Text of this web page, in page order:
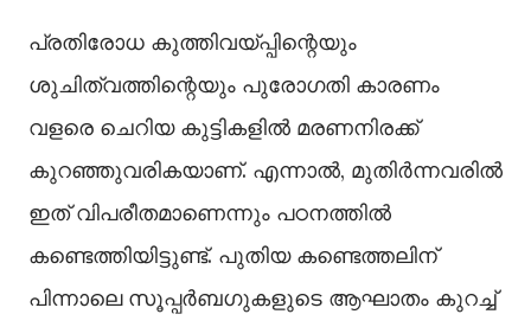
പ്രതിരോധ കുത്തിവയ്പ്പിന്റെയും
ശുചിത്വത്തിന്റെയും പുരോഗതി കാരണം
വളരെ ചെറിയ കുട്ടികളില്‍ മരണനിരക്ക്
കുറഞ്ഞുവരികയാണ്. എന്നാല്‍, മുതിർന്നവരില്‍
ഇത് വിപരീതമാണെന്നും പഠനത്തില്‍
കണ്ടെത്തിയിട്ടുണ്ട്. പുതിയ കണ്ടെത്തലിന്
പിന്നാലെ സൂപ്പ‌ർബഗുകളുടെ ആഘാതം കുറച്ച്‌